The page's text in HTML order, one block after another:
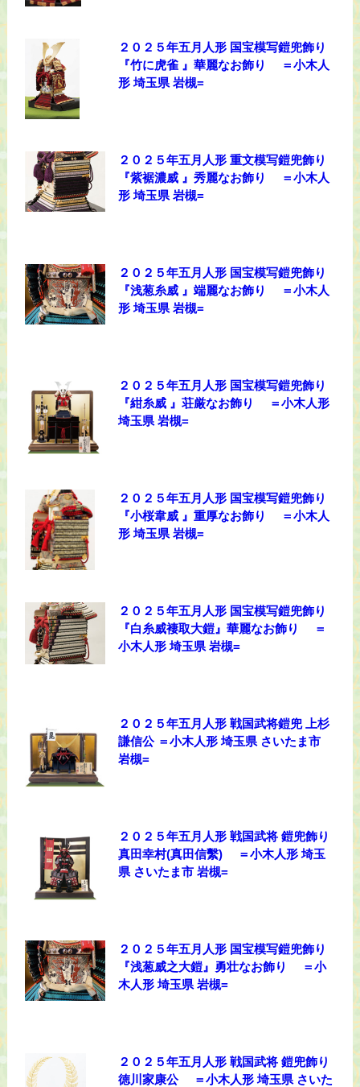
２０２５年五月人形 国宝模写鎧兜飾り
『竹に虎雀 』華麗なお飾り ＝小木人
形 埼玉県 岩槻=
２０２５年五月人形 重文模写鎧兜飾り
『紫裾濃威 』秀麗なお飾り ＝小木人
形 埼玉県 岩槻=
２０２５年五月人形 国宝模写鎧兜飾り
『浅葱糸威 』端麗なお飾り ＝小木人
形 埼玉県 岩槻=
２０２５年五月人形 国宝模写鎧兜飾り
『紺糸威 』荘厳なお飾り ＝小木人形
埼玉県 岩槻=
２０２５年五月人形 国宝模写鎧兜飾り
『小桜韋威 』重厚なお飾り ＝小木人
形 埼玉県 岩槻=
２０２５年五月人形 国宝模写鎧兜飾り
『白糸威褄取大鎧』華麗なお飾り ＝
小木人形 埼玉県 岩槻=
２０２５年五月人形 戦国武将鎧兜 上杉
謙信公 ＝小木人形 埼玉県 さいたま市
岩槻=
２０２５年五月人形 戦国武将 鎧兜飾り
真田幸村(真田信繫) ＝小木人形 埼玉
県 さいたま市 岩槻=
２０２５年五月人形 国宝模写鎧兜飾り
『浅葱威之大鎧』勇壮なお飾り ＝小
木人形 埼玉県 岩槻=
２０２５年五月人形 戦国武将 鎧兜飾り
徳川家康公 ＝小木人形 埼玉県 さいた